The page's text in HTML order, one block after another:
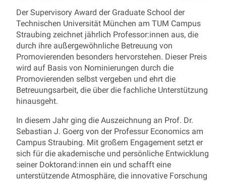
Der Supervisory Award der Graduate School der
Technischen Universität München am TUM Campus
Straubing zeichnet jährlich Professor:innen aus, die
durch ihre außergewöhnliche Betreuung von
Promovierenden besonders hervorstehen. Dieser Preis
wird auf Basis von Nominierungen durch die
Promovierenden selbst vergeben und ehrt die
Betreuungsarbeit, die über die fachliche Unterstützung
hinausgeht.
In diesem Jahr ging die Auszeichnung an Prof. Dr.
Sebastian J. Goerg von der Professur Economics am
Campus Straubing. Mit großem Engagement setzt er
sich für die akademische und persönliche Entwicklung
seiner Doktorand:innen ein und schafft eine
unterstützende Atmosphäre, die innovative Forschung